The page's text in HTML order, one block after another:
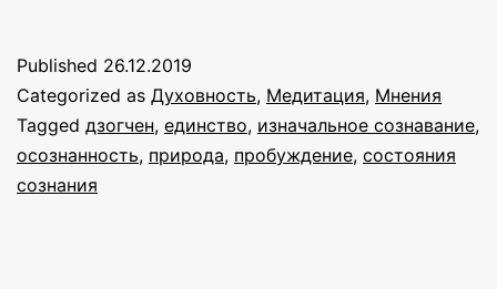
Published 26.12.2019
Categorized as Духовность, Медитация, Мнения
Tagged дзогчен, единство, изначальное сознавание,
осознанность, природа, пробуждение, состояния
сознания